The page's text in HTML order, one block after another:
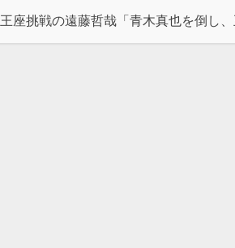
座挑戦の遠藤哲哉「青木真也を倒し